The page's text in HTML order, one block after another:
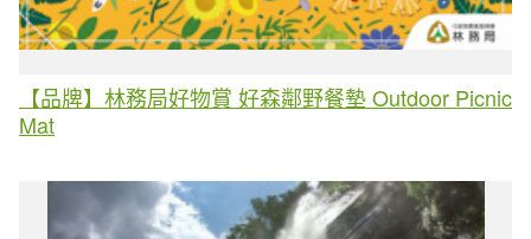
【品牌】林務局好物賞 好森鄰野餐墊 Outdoor Picnic
Mat